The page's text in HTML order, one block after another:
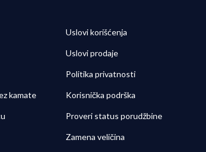
kamate
Uslovi korišćenja
Uslovi prodaje
Politika privatnosti
Korisnička podrška
Proveri status porudžbine
Zamena veličina